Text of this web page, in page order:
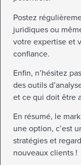
Postez
juridiques ou
votre expertise et
confiance.
Enfin, n’hésitez
des outils
et ce qui doit être
En résumé, le
une option, c’est
stratégies et
nouveaux clients !